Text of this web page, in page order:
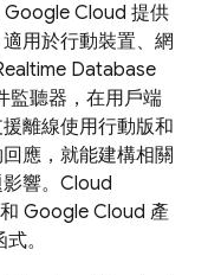
Google Cloud 提供
用於行動裝置、網
Database
監聽器，在用戶端
離線使用行動版和
應，就能建構相關
響。 Cloud
Google Cloud 產
式。